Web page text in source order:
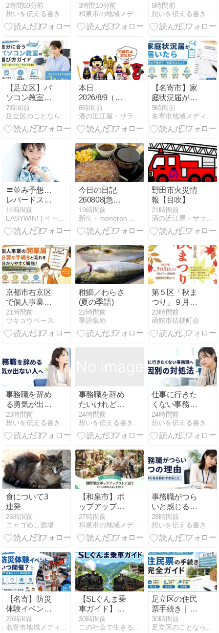
原因7つ｜辞
める前の対処
法と転職の判
2時間50分前
ラボ3選｜常
設カフェはあ
る？ららぽー
3時間10分前
和泉市の地域メディア『いずみごこち』
学校行事・部
活で渡せる品
物とNG例を解
5時間前
【足立区】パ
ソコン教室3
選｜個別指
導・通いやす
さ・料金で選
7時間前
足立区のことなら『あだちリンク』
本日
2026/8/9（日）
は店頭の定休
日～【自動投
稿】
8時間前
酒の近江屋・サラダ館・ハートランド通販のとほほ日記！
【名寄市】家
庭状況届が届
いたら｜何の
手続きか・提
出先はどこか
9時間前
名寄市地域メディア「なよろレンズ」
〓並み予想…
レパードステ
ークスGⅢ ╿
並み予想…
CBC賞GⅢ ╿
気 EASYWIN!
🐕
14時間前
EASYWIN! | イージーウィン
今日の日記
260808[急な
夕立に驚く]
19時間前
新生・monoran 気紛れブログ
野田市火災情
報【目吹】
21時間前
酒の近江屋・サラダ館・ハートランド通販のとほほ日記！
京都市右京区
で個人事業を
始めるなら｜
開業届の提出
先は右京税務
21時間前
ウキョウベース
稚鰤／わらさ
(夏の季語)
22時間前
季語集め
第５区「秋ま
つり」９月５
日（土）予告
23時間前
函館市桔梗町会
事務職を辞め
る勇気が出な
い人へ｜後悔
しない判断基
準と次の一歩
23時間前
想いを伝える書き方大全集
事務職を辞め
たいけれど次
がないと不安
な人へ｜退職
前にできる準
い判断基準
24時間前
想いを伝える書き方大全集
仕事に行きた
くない事務職
へ｜7つの原
因別対処法と
辞めどきの判
24時間前
想いを伝える書き方大全集
食について3
連発
26時間前
ニャゴめし酒場
【和泉市】ポ
ップアップス
トア3選｜ら
らぽーと和泉
の期間限定企
27時間前
和泉市の地域メディア『いずみごこち』
事務職がつら
いと感じる7
つの理由｜限
界のサインと
辞める前にで
28時間前
想いを伝える書き方大全集
【名寄】防災
体験イベント
はいつ｜産業
まつりと同時
29時間前
名寄市地域メディア「なよろレンズ」
【SLぐんま乗
車ガイド】み
なかみ・よこ
かわを走る
30時間前
この社会で生きるのに大事なこと
足立区の住民
票手続き｜転
入・転出・転
居の違いと窓
30時間前
足立区のことなら『あだちリンク』